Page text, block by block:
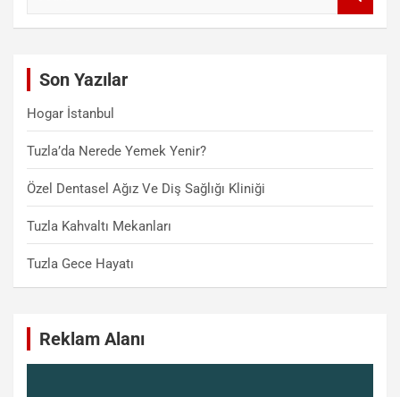
Son Yazılar
Hogar İstanbul
Tuzla’da Nerede Yemek Yenir?
Özel Dentasel Ağız Ve Diş Sağlığı Kliniği
Tuzla Kahvaltı Mekanları
Tuzla Gece Hayatı
Reklam Alanı